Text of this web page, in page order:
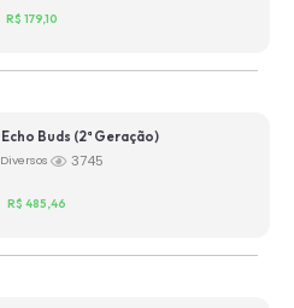
R$ 179,10
Echo Buds (2ª Geração)
Diversos 3745
R$ 485,46